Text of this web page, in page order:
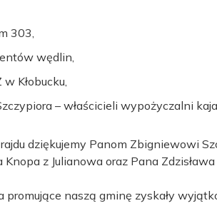
303,
wędlin,
Kłobucku,
– właścicieli wypożyczalni
dziękujemy Panom Zbigniewowi
z Julianowa oraz Pana
naszą gminę zyskały